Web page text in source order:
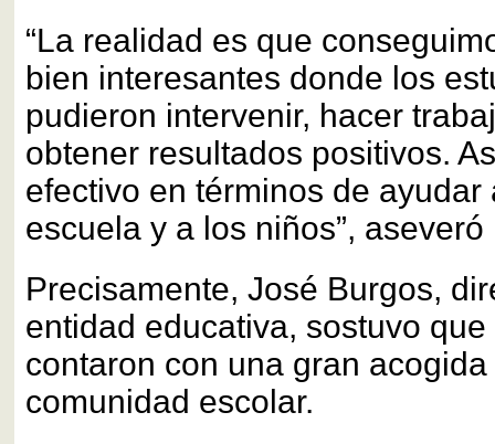
“La realidad es que
bien interesantes donde los
pudieron intervenir, hacer
obtener resultados positivos.
efectivo en términos de ayudar
escuela y a los niños”,
Precisamente, José Burgos,
entidad educativa, sostuvo
contaron con una gran
comunidad escolar.